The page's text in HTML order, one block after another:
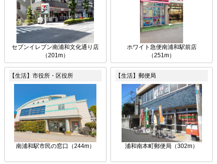
セブンイレブン南浦和文化通り店
（201m）
ホワイト急便南浦和駅前店
（251m）
【生活】市役所・区役所
南浦和駅市民の窓口（244m）
【生活】郵便局
浦和南本町郵便局（302m）